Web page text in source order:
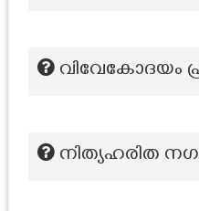
വിവേകോദയം
നിത്യഹരിത